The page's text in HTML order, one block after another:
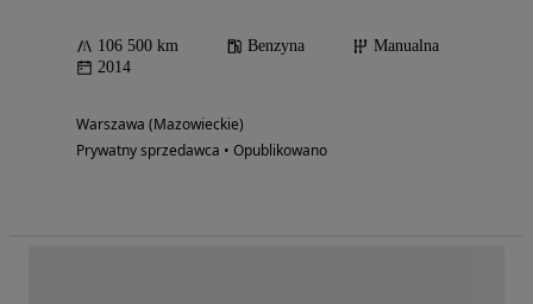
106 500 km Benzyna
Manualna
2014
Warszawa (Mazowieckie)
Prywatny sprzedawca • Opublikowano